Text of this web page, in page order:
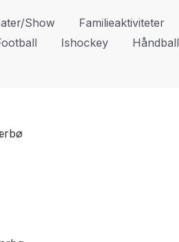
show Familieaktiviteter
Ishockey Håndball